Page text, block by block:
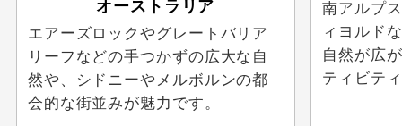
オーストラリア
エアーズロックやグレートバリア
リーフなどの手つかずの広大な自
然や、シドニーやメルボルンの都
会的な街並みが魅力です。
南アルプ
ィヨルド
自然が広
ティビテ